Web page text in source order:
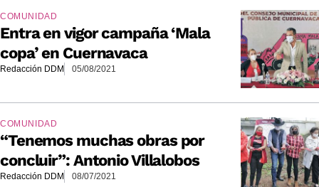
COMUNIDAD
Entra en vigor campaña ‘Mala
copa’ en Cuernavaca
Redacción DDM 05/08/2021
COMUNIDAD
“Tenemos muchas obras por
concluir”: Antonio Villalobos
Redacción DDM 08/07/2021